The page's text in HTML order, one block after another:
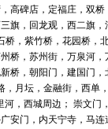
高碑店，定福庄，双
旗，回龙观，西二旗
，紫竹桥，花园桥
桥，苏州街，万泉河
桥，朝阳门，建国门
月坛，金融街，西
，西城周边； 崇文
安门，内天宁寺，马